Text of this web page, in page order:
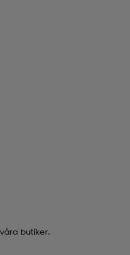
butiker.